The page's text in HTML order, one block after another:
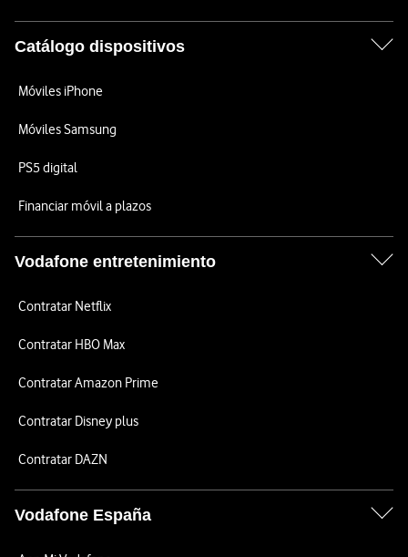
Catálogo dispositivos
Móviles iPhone
Móviles Samsung
PS5 digital
Financiar móvil a plazos
Vodafone entretenimiento
Contratar Netflix
Contratar HBO Max
Contratar Amazon Prime
Contratar Disney plus
Contratar DAZN
Vodafone España